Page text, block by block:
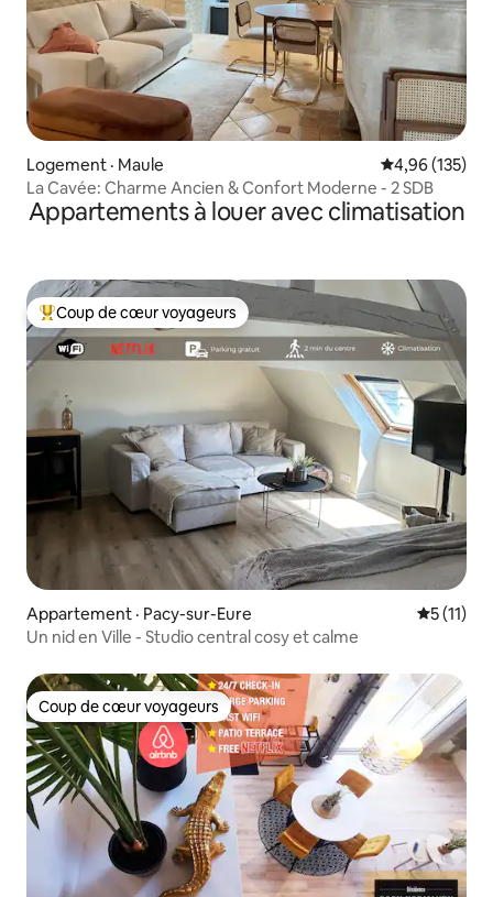
Logement · Maule Note
4,96 (135)
La Cavée: Charme Ancien & Confort Moderne - 2 SDB
Appartements à louer avec climatisation
Coup de cœur voyageurs parmi les plus aimés
Coup de cœur voyageurs
Appartement · Pacy-sur-Eure Note
5 (11)
Un nid en Ville - Studio central cosy et calme
Coup de cœur voyageurs
Coup de cœur voyageurs